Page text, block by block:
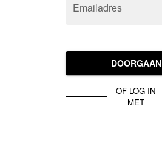
Emailadres
DOORGAAN
OF LOG IN
MET